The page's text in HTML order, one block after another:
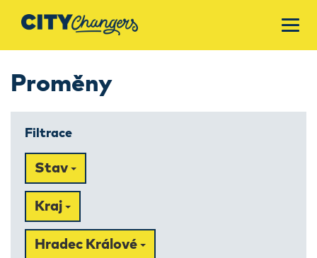
Proměny
Filtrace
Stav
Kraj
Hradec Králové